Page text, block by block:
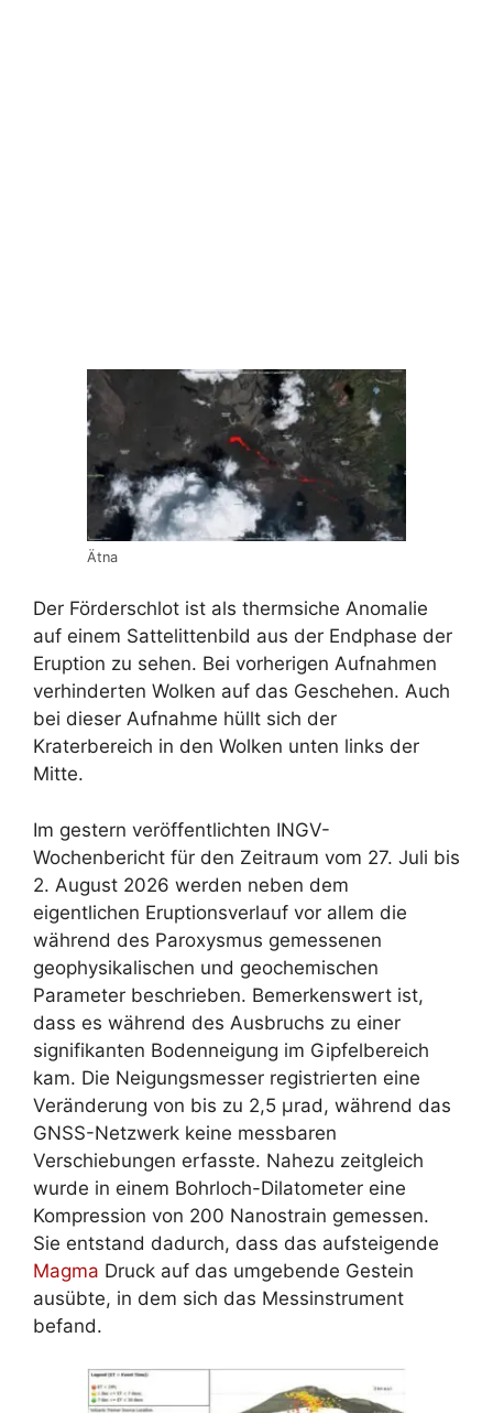
Ätna
Der Förderschlot ist als thermsiche Anomalie
auf einem Sattelittenbild aus der Endphase der
Eruption zu sehen. Bei vorherigen Aufnahmen
verhinderten Wolken auf das Geschehen. Auch
bei dieser Aufnahme hüllt sich der
Kraterbereich in den Wolken unten links der
Mitte.
Im gestern veröffentlichten INGV-
Wochenbericht für den Zeitraum vom 27. Juli bis
2. August 2026 werden neben dem
eigentlichen Eruptionsverlauf vor allem die
während des Paroxysmus gemessenen
geophysikalischen und geochemischen
Parameter beschrieben. Bemerkenswert ist,
dass es während des Ausbruchs zu einer
signifikanten Bodenneigung im Gipfelbereich
kam. Die Neigungsmesser registrierten eine
Veränderung von bis zu 2,5 µrad, während das
GNSS-Netzwerk keine messbaren
Verschiebungen erfasste. Nahezu zeitgleich
wurde in einem Bohrloch-Dilatometer eine
Kompression von 200 Nanostrain gemessen.
Sie entstand dadurch, dass das aufsteigende
Magma Druck auf das umgebende Gestein
ausübte, in dem sich das Messinstrument
befand.